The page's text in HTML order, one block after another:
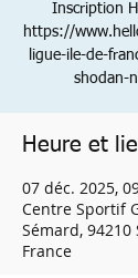
Inscription
https://
ligue-ile-de-
shodan-
Heure et
07 déc. 2025,
Centre Sportif
Sémard, 94210
France